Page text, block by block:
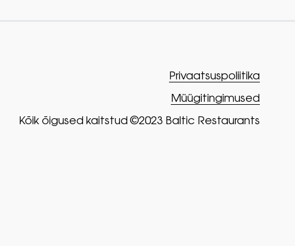
Privaatsuspoliitika
Müügitingimused
Kõik õigused kaitstud ©2023 Baltic Restaurants